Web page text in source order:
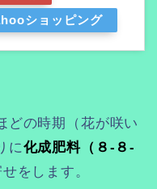
ショッピング
どの時期（花が咲い
に化成肥料（８-８-
をします。